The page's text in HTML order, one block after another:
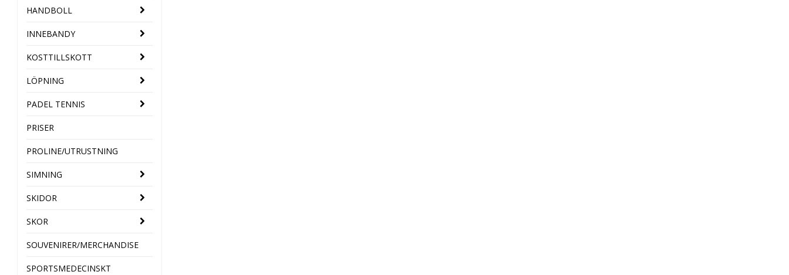
HANDBOLL
INNEBANDY
KOSTTILLSKOTT
LÖPNING
PADEL TENNIS
PRISER
PROLINE/UTRUSTNING
SIMNING
SKIDOR
SKOR
SOUVENIRER/MERCHANDISE
SPORTSMEDECINSKT